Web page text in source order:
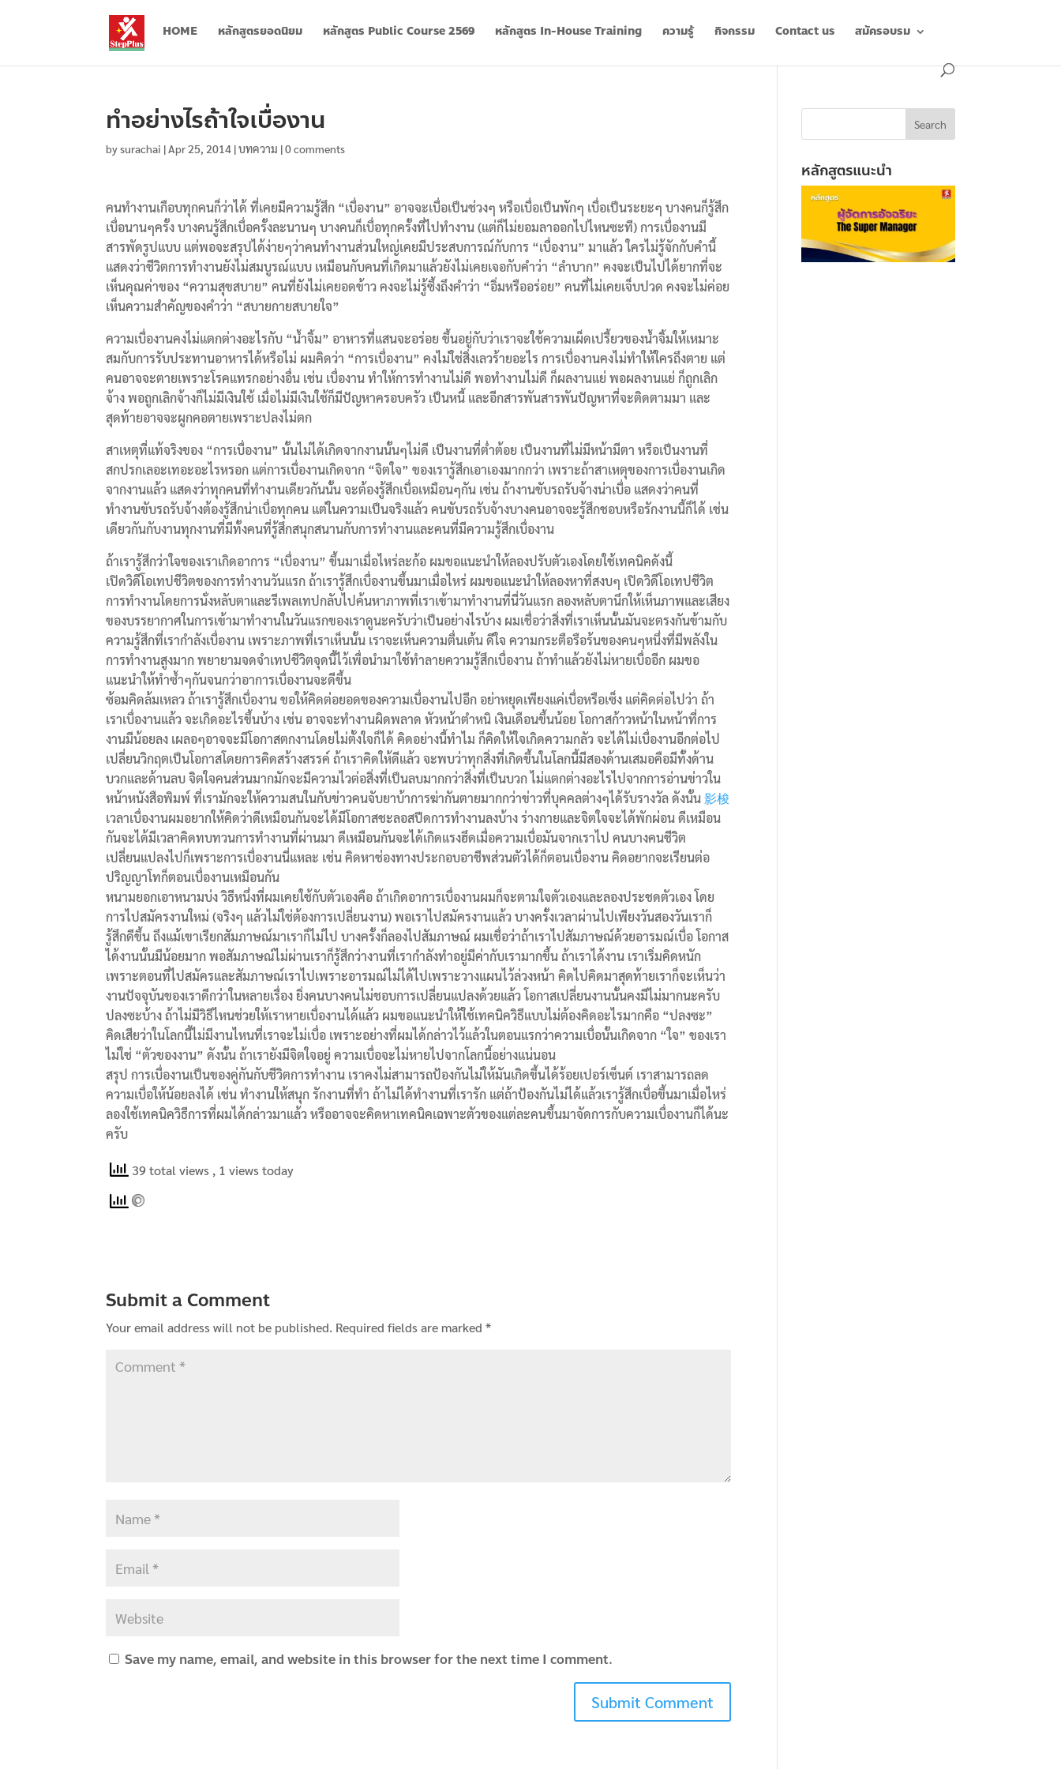
HOME หลักสูตรยอดนิยม หลักสูตร Public Course 2569 หลักสูตร In-House Training ความรู้ กิจกรรม Contact us สมัครอบรม
ทำอย่างไรถ้าใจเบื่องาน
bysurachai |Apr 25, 2014 |บทความ |0 comments
คนทำงานเกือบทุกคนก็ว่าได้ ที่เคยมีความรู้สึก “เบื่องาน” อาจจะเบื่อเป็นช่วงๆ หรือเบื่อเป็นพักๆ เบื่อเป็นระยะๆ บางคนก็รู้สึก
เบื่อนานๆครั้ง บางคนรู้สึกเบื่อครั้งละนานๆ บางคนก็เบื่อทุกครั้งที่ไปทำงาน (แต่ก็ไม่ยอมลาออกไปไหนซะที) การเบื่องานมี
สารพัดรูปแบบ แต่พอจะสรุปได้ง่ายๆว่าคนทำงานส่วนใหญ่เคยมีประสบการณ์กับการ “เบื่องาน” มาแล้ว ใครไม่รู้จักกับคำนี้
แสดงว่าชีวิตการทำงานยังไม่สมบูรณ์แบบ เหมือนกับคนที่เกิดมาแล้วยังไม่เคยเจอกับคำว่า “ลำบาก” คงจะเป็นไปได้ยากที่จะ
เห็นคุณค่าของ “ความสุขสบาย” คนที่ยังไม่เคยอดข้าว คงจะไม่รู้ซึ้งถึงคำว่า “อิ่มหรืออร่อย” คนที่ไม่เคยเจ็บปวด คงจะไม่ค่อย
เห็นความสำคัญของคำว่า “สบายกายสบายใจ”
ความเบื่องานคงไม่แตกต่างอะไรกับ “น้ำจิ้ม” อาหารที่แสนจะอร่อย ขึ้นอยู่กับว่าเราจะใช้ความเผ็ดเปรี้ยวของน้ำจิ้มให้เหมาะ
สมกับการรับประทานอาหารได้หรือไม่ ผมคิดว่า “การเบื่องาน” คงไม่ใช่สิ่งเลวร้ายอะไร การเบื่องานคงไม่ทำให้ใครถึงตาย แต่
คนอาจจะตายเพราะโรคแทรกอย่างอื่น เช่น เบื่องาน ทำให้การทำงานไม่ดี พอทำงานไม่ดี ก็ผลงานแย่ พอผลงานแย่ ก็ถูกเลิก
จ้าง พอถูกเลิกจ้างก็ไม่มีเงินใช้ เมื่อไม่มีเงินใช้ก็มีปัญหาครอบครัว เป็นหนี้ และอีกสารพันสารพันปัญหาที่จะติดตามมา และ
สุดท้ายอาจจะผูกคอตายเพราะปลงไม่ตก
สาเหตุที่แท้จริงของ “การเบื่องาน” นั้นไม่ได้เกิดจากงานนั้นๆไม่ดี เป็นงานที่ต่ำต้อย เป็นงานที่ไม่มีหน้ามีตา หรือเป็นงานที่
สกปรกเลอะเทอะอะไรหรอก แต่การเบื่องานเกิดจาก “จิตใจ” ของเรารู้สึกเอาเองมากกว่า เพราะถ้าสาเหตุของการเบื่องานเกิด
จากงานแล้ว แสดงว่าทุกคนที่ทำงานเดียวกันนั้น จะต้องรู้สึกเบื่อเหมือนๆกัน เช่น ถ้างานขับรถรับจ้างน่าเบื่อ แสดงว่าคนที่
ทำงานขับรถรับจ้างต้องรู้สึกน่าเบื่อทุกคน แต่ในความเป็นจริงแล้ว คนขับรถรับจ้างบางคนอาจจะรู้สึกชอบหรือรักงานนี้ก็ได้ เช่น
เดียวกันกับงานทุกงานที่มีทั้งคนที่รู้สึกสนุกสนานกับการทำงานและคนที่มีความรู้สึกเบื่องาน
ถ้าเรารู้สึกว่าใจของเราเกิดอาการ “เบื่องาน” ขึ้นมาเมื่อไหร่ละก้อ ผมขอแนะนำให้ลองปรับตัวเองโดยใช้เทคนิคดังนี้
เปิดวิดีโอเทปชีวิตของการทำงานวันแรก ถ้าเรารู้สึกเบื่องานขึ้นมาเมื่อไหร่ ผมขอแนะนำให้ลองหาที่สงบๆ เปิดวิดีโอเทปชีวิต
การทำงานโดยการนั่งหลับตาและรีเพลเทปกลับไปค้นหาภาพที่เราเข้ามาทำงานที่นี่วันแรก ลองหลับตานึกให้เห็นภาพและเสียง
ของบรรยากาศในการเข้ามาทำงานในวันแรกของเราดูนะครับว่าเป็นอย่างไรบ้าง ผมเชื่อว่าสิ่งที่เราเห็นนั้นมันจะตรงกันข้ามกับ
ความรู้สึกที่เรากำลังเบื่องาน เพราะภาพที่เราเห็นนั้น เราจะเห็นความตื่นเต้น ดีใจ ความกระตือรือร้นของคนๆหนึ่งที่มีพลังใน
การทำงานสูงมาก พยายามจดจำเทปชีวิตจุดนี้ไว้เพื่อนำมาใช้ทำลายความรู้สึกเบื่องาน ถ้าทำแล้วยังไม่หายเบื่ออีก ผมขอ
แนะนำให้ทำซ้ำๆกันจนกว่าอาการเบื่องานจะดีขึ้น
ซ้อมคิดล้มเหลว ถ้าเรารู้สึกเบื่องาน ขอให้คิดต่อยอดของความเบื่องานไปอีก อย่าหยุดเพียงแค่เบื่อหรือเซ็ง แต่คิดต่อไปว่า ถ้า
เราเบื่องานแล้ว จะเกิดอะไรขึ้นบ้าง เช่น อาจจะทำงานผิดพลาด หัวหน้าตำหนิ เงินเดือนขึ้นน้อย โอกาสก้าวหน้าในหน้าที่การ
งานมีน้อยลง เผลอๆอาจจะมีโอกาสตกงานโดยไม่ตั้งใจก็ได้ คิดอย่างนี้ทำไม ก็คิดให้ใจเกิดความกลัว จะได้ไม่เบื่องานอีกต่อไป
เปลี่ยนวิกฤตเป็นโอกาสโดยการคิดสร้างสรรค์ ถ้าเราคิดให้ดีแล้ว จะพบว่าทุกสิ่งที่เกิดขึ้นในโลกนี้มีสองด้านเสมอคือมีทั้งด้าน
บวกและด้านลบ จิตใจคนส่วนมากมักจะมีความไวต่อสิ่งที่เป็นลบมากกว่าสิ่งที่เป็นบวก ไม่แตกต่างอะไรไปจากการอ่านข่าวใน
หน้าหนังสือพิมพ์ ที่เรามักจะให้ความสนในกับข่าวคนจับยาบ้าการฆ่ากันตายมากกว่าข่าวที่บุคคลต่างๆได้รับรางวัล ดังนั้น影梭
เวลาเบื่องานผมอยากให้คิดว่าดีเหมือนกันจะได้มีโอกาสชะลอสปีดการทำงานลงบ้าง ร่างกายและจิตใจจะได้พักผ่อน ดีเหมือน
กันจะได้มีเวลาคิดทบทวนการทำงานที่ผ่านมา ดีเหมือนกันจะได้เกิดแรงฮึดเมื่อความเบื่อมันจากเราไป คนบางคนชีวิต
เปลี่ยนแปลงไปก็เพราะการเบื่องานนี่แหละ เช่น คิดหาช่องทางประกอบอาชีพส่วนตัวได้ก็ตอนเบื่องาน คิดอยากจะเรียนต่อ
ปริญญาโทก็ตอนเบื่องานเหมือนกัน
หนามยอกเอาหนามบ่ง วิธีหนึ่งที่ผมเคยใช้กับตัวเองคือ ถ้าเกิดอาการเบื่องานผมก็จะตามใจตัวเองและลองประชดตัวเอง โดย
การไปสมัครงานใหม่ (จริงๆ แล้วไม่ใช่ต้องการเปลี่ยนงาน) พอเราไปสมัครงานแล้ว บางครั้งเวลาผ่านไปเพียงวันสองวันเราก็
รู้สึกดีขึ้น ถึงแม้เขาเรียกสัมภาษณ์มาเราก็ไม่ไป บางครั้งก็ลองไปสัมภาษณ์ ผมเชื่อว่าถ้าเราไปสัมภาษณ์ด้วยอารมณ์เบื่อ โอกาส
ได้งานนั้นมีน้อยมาก พอสัมภาษณ์ไม่ผ่านเราก็รู้สึกว่างานที่เรากำลังทำอยู่มีค่ากับเรามากขึ้น ถ้าเราได้งาน เราเริ่มคิดหนัก
เพราะตอนที่ไปสมัครและสัมภาษณ์เราไปเพราะอารมณ์ไม่ได้ไปเพราะวางแผนไว้ล่วงหน้า คิดไปคิดมาสุดท้ายเราก็จะเห็นว่า
งานปัจจุบันของเราดีกว่าในหลายเรื่อง ยิ่งคนบางคนไม่ชอบการเปลี่ยนแปลงด้วยแล้ว โอกาสเปลี่ยนงานนั้นคงมีไม่มากนะครับ
ปลงซะบ้าง ถ้าไม่มีวิธีไหนช่วยให้เราหายเบื่องานได้แล้ว ผมขอแนะนำให้ใช้เทคนิควิธีแบบไม่ต้องคิดอะไรมากคือ “ปลงซะ”
คิดเสียว่าในโลกนี้ไม่มีงานไหนที่เราจะไม่เบื่อ เพราะอย่างที่ผมได้กล่าวไว้แล้วในตอนแรกว่าความเบื่อนั้นเกิดจาก “ใจ” ของเรา
ไม่ใช่ “ตัวของงาน” ดังนั้น ถ้าเรายังมีจิตใจอยู่ ความเบื่อจะไม่หายไปจากโลกนี้อย่างแน่นอน
สรุป การเบื่องานเป็นของคู่กันกับชีวิตการทำงาน เราคงไม่สามารถป้องกันไม่ให้มันเกิดขึ้นได้ร้อยเปอร์เซ็นต์ เราสามารถลด
ความเบื่อให้น้อยลงได้ เช่น ทำงานให้สนุก รักงานที่ทำ ถ้าไม่ได้ทำงานที่เรารัก แต่ถ้าป้องกันไม่ได้แล้วเรารู้สึกเบื่อขึ้นมาเมื่อไหร่
ลองใช้เทคนิควิธีการที่ผมได้กล่าวมาแล้ว หรืออาจจะคิดหาเทคนิคเฉพาะตัวของแต่ละคนขึ้นมาจัดการกับความเบื่องานก็ได้นะ
ครับ
39 total views , 1 views today
Submit a Comment
Your email address will not be published. Required fields are marked*
Save my name, email, and website in this browser for the next time I comment.
หลักสูตรแนะนำ